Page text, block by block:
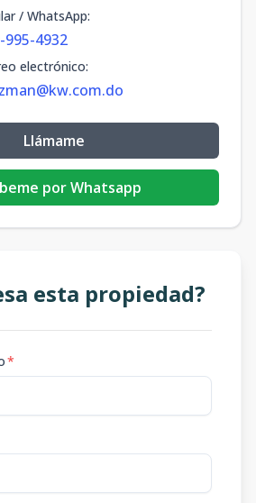
/ WhatsApp:
995-4932
electrónico:
Llámame
por Whatsapp
esta propiedad?
*